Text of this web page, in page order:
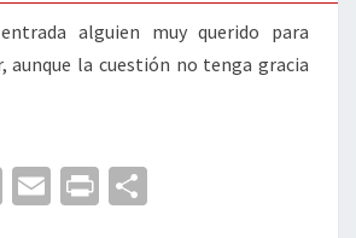
alguien muy querido para
aunque la cuestión no tenga gracia
Li
E
Pr